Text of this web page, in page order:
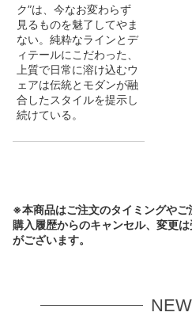
ク”は、今なお変わらず
見るものを魅了してやま
ない。純粋なラインとデ
ィテールにこだわった、
上質で日常に溶け込むウ
ェアは伝統とモダンが融
合したスタイルを提示し
続けている。
※本商品はご注文のタイミングやご
購入履歴からのキャンセル、変更
がございます。